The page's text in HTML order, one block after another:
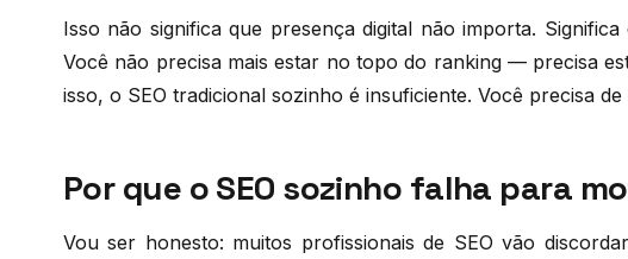
Isso não significa que presença digital não importa. Significa
Você não precisa mais estar no topo do ranking — precisa
isso, o SEO tradicional sozinho é insuficiente. Você precisa de
Por que o SEO sozinho falha para
Vou ser honesto: muitos profissionais de SEO vão